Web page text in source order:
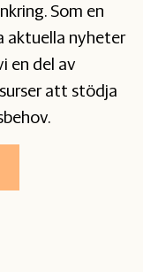
Som en
aktuella nyheter
en del av
att stödja